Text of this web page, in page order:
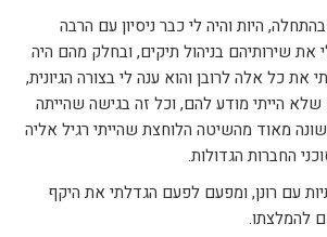
היות והיה לי כבר ניסיון עם הרבה
את שירותיהם בניהול תיקים, ובחלק מהם היה
כל אלה לרובן והוא ענה לי בצורה הגיונית,
שלא הייתי מודע להם, וכל זה בגישה שהייתה
מאוד מהשיטה הלוחצת שהייתי רגיל אליה
החברות הגדולות.
עם רונן, ומפעם לפעם הגדלתי את היקף
להמלצתו.